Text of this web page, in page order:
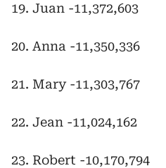
19. Juan -11,372,603
20. Anna -11,350,336
21. Mary -11,303,767
22. Jean -11,024,162
23. Robert -10,170,794